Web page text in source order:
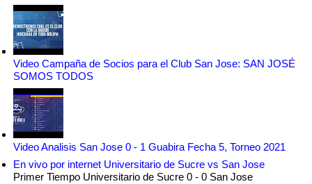
Video Campaña de Socios para el Club San Jose: SAN JOSÉ
SOMOS TODOS
Video Analisis San Jose 0 - 1 Guabira Fecha 5, Torneo 2021
En vivo por internet Universitario de Sucre vs San Jose
Primer Tiempo Universitario de Sucre 0 - 0 San Jose